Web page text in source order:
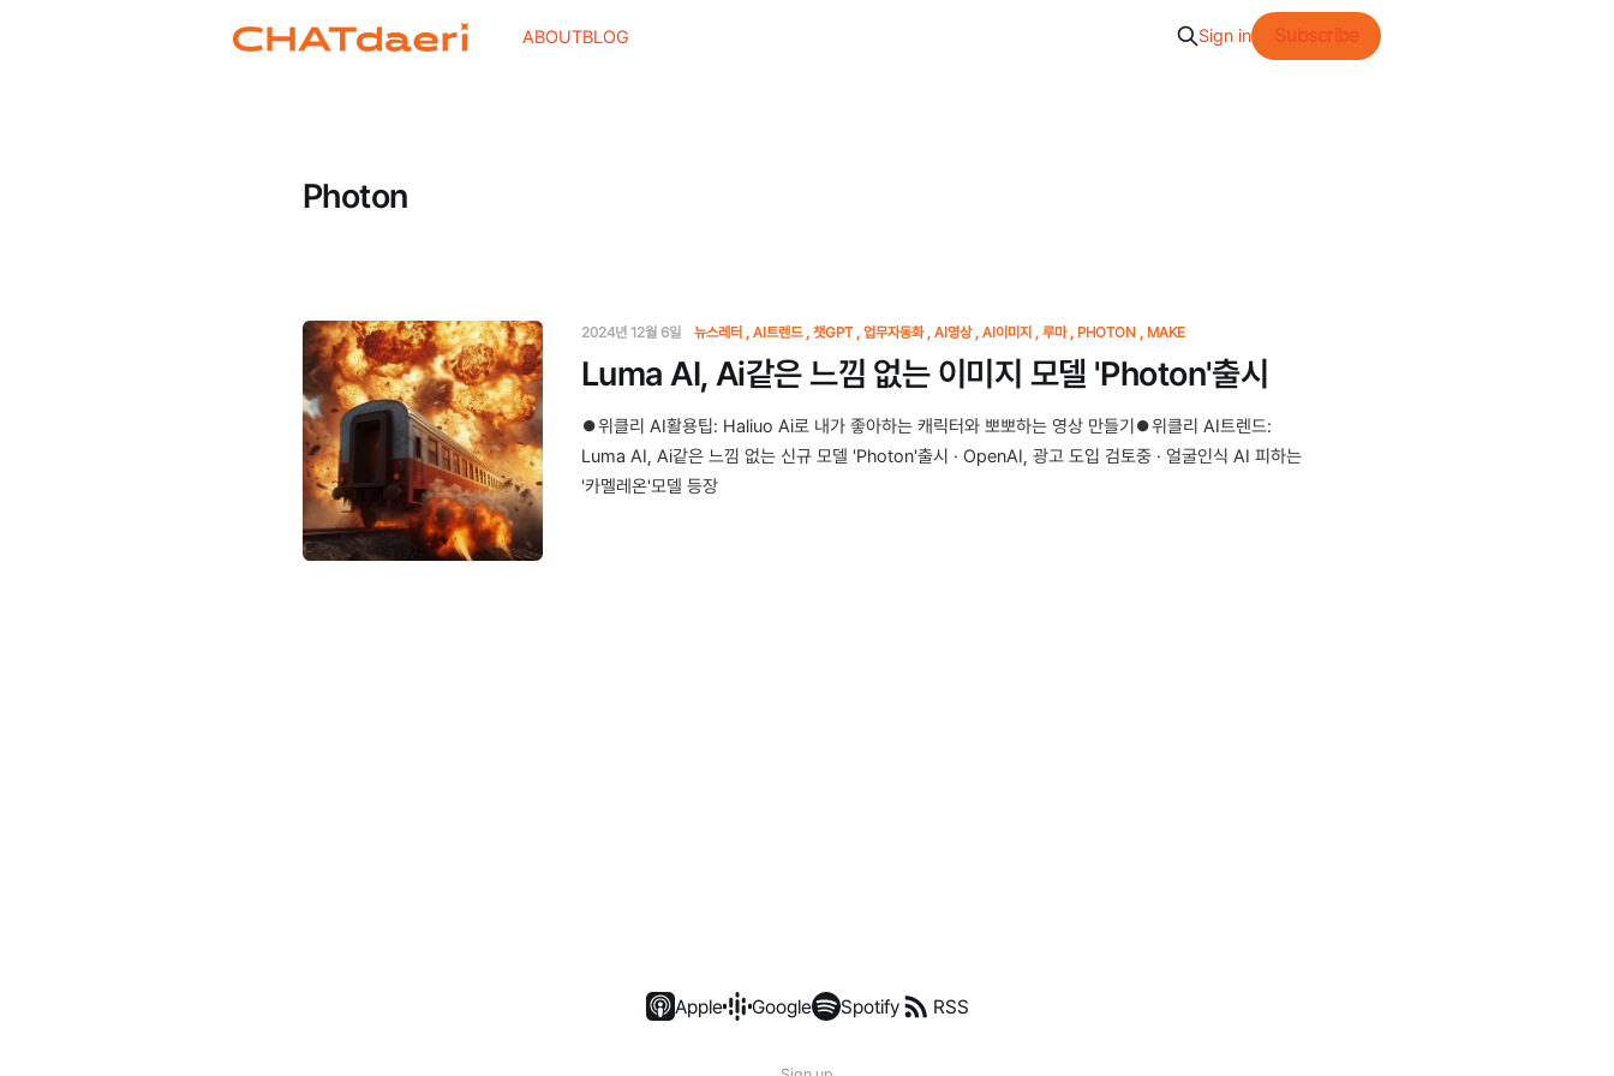
ABOUTBLOG Sign in Subscribe
Photon
2024년 12월 6일 뉴스레터 AI트렌드 챗GPT 업무자동화 AI영상 AI이미지 루마 PHOTON MAKE
Luma AI, Ai같은 느낌 없는 이미지 모델 'Photon'출시
⏺위클리 AI활용팁: Haliuo Ai로 내가 좋아하는 캐릭터와 뽀뽀하는 영상 만들기⏺위클리 AI트렌드:
Luma AI, Ai같은 느낌 없는 신규 모델 'Photon'출시 · OpenAI, 광고 도입 검토중 · 얼굴인식 AI 피하는
'카멜레온'모델 등장
Apple Google Spotify RSS